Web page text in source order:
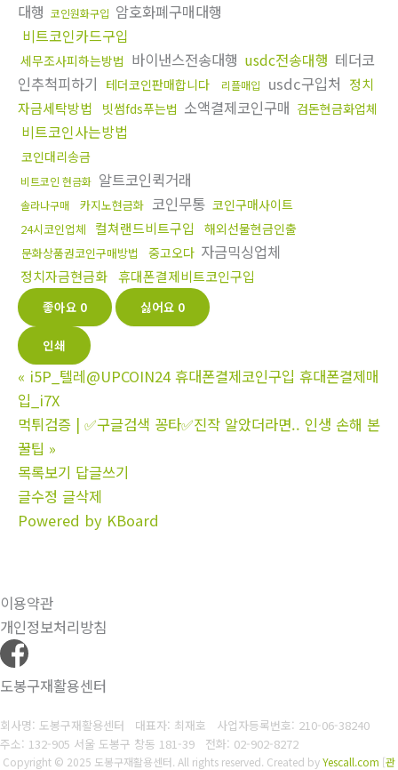
대행 코인원화구입 암호화폐구매대행
비트코인카드구입
세무조사피하는방법 바이낸스전송대행 usdc전송대행 테더코
인추척피하기 테더코인판매합니다 리플매입 usdc구입처 정치
자금세탁방법
빗썸fds푸는법 소액결제코인구매 검돈현금화업체
비트코인사는방법
코인대리송금
비트코인 현금화 알트코인퀵거래
솔라나구매 카지노현금화 코인무통 코인구매사이트
24시코인업체 컬쳐랜드비트구입 해외선물현금인출
문화상품권코인구매방법 중고오다 자금믹싱업체
정치자금현금화 휴대폰결제비트코인구입
좋아요 0 싫어요 0
인쇄
« i5P_텔레@UPCOIN24 휴대폰결제코인구입 휴대폰결제매
입_i7X
먹튀검증 | ✅구글검색 꽁타✅진작 알았더라면.. 인생 손해 본
꿀팁 »
목록보기 답글쓰기
글수정 글삭제
Powered by KBoard
이용약관
개인정보처리방침
도봉구재활용센터
회사명: 도봉구재활용센터 대표자: 최재호 사업자등록번호: 210-06-38240
주소: 132-905 서울 도봉구 창동 181-39 전화: 02-902-8272
Copyright © 2025 도봉구재활용센터. All rights reserved. Created byYescall.com [관